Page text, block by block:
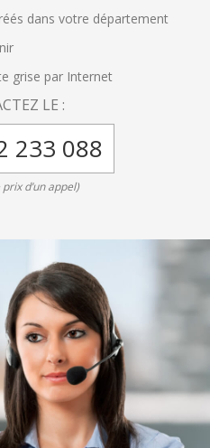
dans votre département
grise par Internet
LE :
233 088
d’un appel)